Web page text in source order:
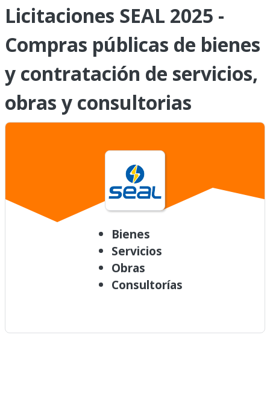
Licitaciones SEAL 2025 -
Compras públicas de bienes
y contratación de servicios,
obras y consultorias
Bienes
Servicios
Obras
Consultorías